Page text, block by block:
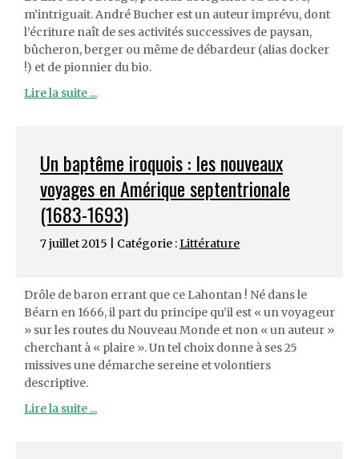
m’intriguait. André Bucher est un auteur imprévu, dont
l’écriture naît de ses activités successives de paysan,
bûcheron, berger ou même de débardeur (alias docker
!) et de pionnier du bio.
Lire la suite ...
Un baptême iroquois : les nouveaux
voyages en Amérique septentrionale
(1683-1693)
7 juillet 2015 | Catégorie :Littérature
Drôle de baron errant que ce Lahontan ! Né dans le
Béarn en 1666, il part du principe qu’il est « un voyageur
» sur les routes du Nouveau Monde et non « un auteur »
cherchant à « plaire ». Un tel choix donne à ses 25
missives une démarche sereine et volontiers
descriptive.
Lire la suite ...